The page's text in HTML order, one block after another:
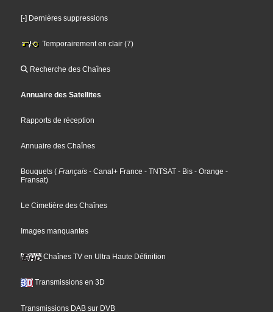
[-] Dernières suppressions
Temporairement en clair (7)
Recherche des Chaînes
Annuaire des Satellites
Rapports de réception
Annuaire des Chaînes
Bouquets ( Français - Canal+ France - TNTSAT - Bis - Orange -
Fransat)
Le Cimetière des Chaînes
Images manquantes
Chaînes TV en Ultra Haute Définition
Transmissions en 3D
Transmissions DAB sur DVB